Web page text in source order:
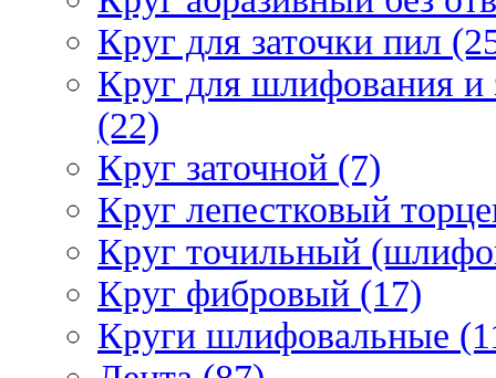
Круг для заточки пил
Круг для шлифования и
(22)
Круг заточной (7)
Круг лепестковый
Круг точильный
Круг фибровый (17)
Круги шлифовальные